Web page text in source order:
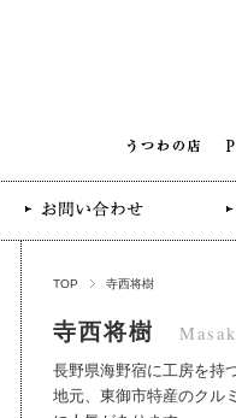
TOP 寺西将樹
寺西将樹
長野県海野宿に工房を持
地元、東御市特産のクル